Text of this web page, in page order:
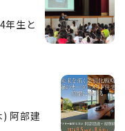
年生と
阿部建